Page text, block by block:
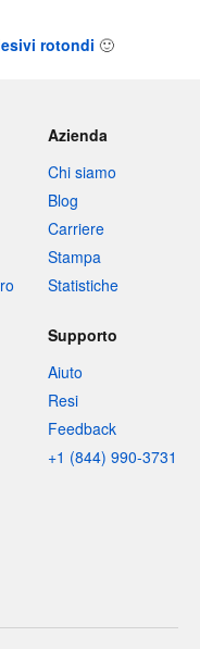
rotondi 🙂
Azienda
Chi siamo
Blog
Carriere
Stampa
Statistiche
Supporto
Aiuto
Resi
Feedback
+1 (844) 990-3731